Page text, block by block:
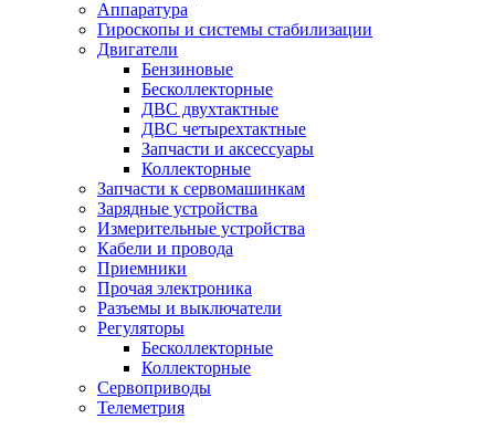
Аппаратура
Гироскопы и системы стабилизации
Двигатели
Бензиновые
Бесколлекторные
ДВС двухтактные
ДВС четырехтактные
Запчасти и аксессуары
Коллекторные
Запчасти к сервомашинкам
Зарядные устройства
Измерительные устройства
Кабели и провода
Приемники
Прочая электроника
Разъемы и выключатели
Регуляторы
Бесколлекторные
Коллекторные
Сервоприводы
Телеметрия